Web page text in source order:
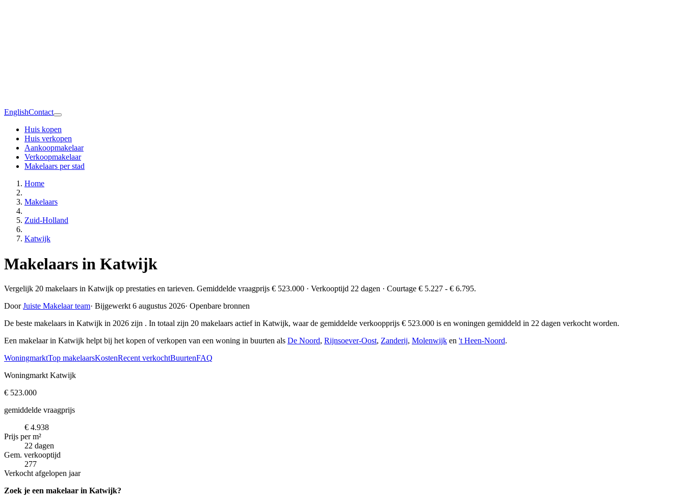
EnglishContact
Huis kopen
Huis verkopen
Aankoopmakelaar
Verkoopmakelaar
Makelaars per stad
Home
Makelaars
Zuid-Holland
Katwijk
Makelaars in Katwijk
Vergelijk 20 makelaars in Katwijk op prestaties en tarieven. Gemiddelde vraagprijs € 523.000 · Verkooptijd 22 dagen · Courtage € 5.227 - € 6.795.
DoorJuiste Makelaar team· Bijgewerkt 6 augustus 2026· Openbare bronnen
De beste makelaars in Katwijk in 2026 zijn . In totaal zijn 20 makelaars actief in Katwijk, waar de gemiddelde verkoopprijs € 523.000 is en woningen gemiddeld in 22 dagen verkocht worden.
Een makelaar in Katwijk helpt bij het kopen of verkopen van een woning in buurten als De Noord, Rijnsoever-Oost, Zanderij, Molenwijk en 't Heen-Noord.
WoningmarktTop makelaarsKostenRecent verkochtBuurtenFAQ
Woningmarkt Katwijk
€ 523.000
gemiddelde vraagprijs
€ 4.938
Prijs per m²
22 dagen
Gem. verkooptijd
277
Verkocht afgelopen jaar
Zoek je een makelaar in Katwijk?